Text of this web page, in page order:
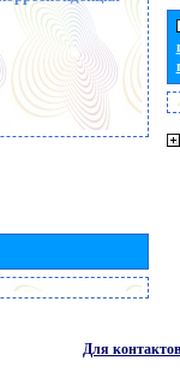
Для контактов